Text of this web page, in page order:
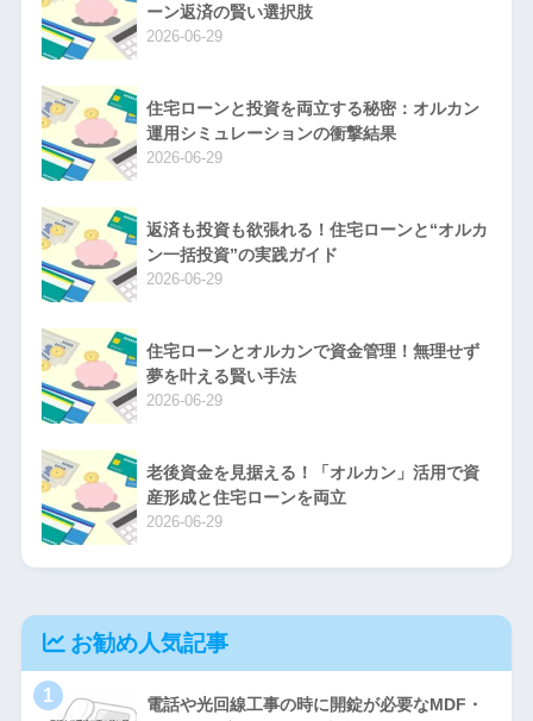
ーン返済の賢い選択肢
2026-06-29
住宅ローンと投資を両立する秘密：オルカン
運用シミュレーションの衝撃結果
2026-06-29
返済も投資も欲張れる！住宅ローンと“オルカ
ン一括投資”の実践ガイド
2026-06-29
住宅ローンとオルカンで資金管理！無理せず
夢を叶える賢い手法
2026-06-29
老後資金を見据える！「オルカン」活用で資
産形成と住宅ローンを両立
2026-06-29
お勧め人気記事
1
電話や光回線工事の時に開錠が必要なMDF・